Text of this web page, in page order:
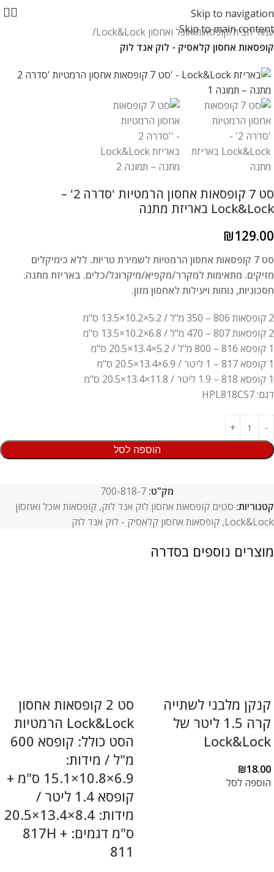
Skip to navigation
Skip to main content
עמוד הבית קופסאות אוכל ואחסון Lock&Lock
קופסאות אחסון קלאסיק - לוק אנד לוק
סט 7 קופסאות אחסון הרמטיות 'סדרה 2' –
Lock&Lock באריזת מתנה
₪129.00
סט 7 קופסאות אחסון הרמטיות לשמירת טריות. ללא כימיקלים
מזיקים. מתאימות למקרר/מקפיא/מיקרוגל/כלים. באריזת מתנה.
חסכוניות, נוחות ויעילות לאחסון מזון.
2 קופסאות 806 – 350 מ"ל / 5.2×10.2×13.5 ס"מ
2 קופסאות 807 – 470 מ"ל / 6.8×10.2×13.5 ס"מ
1 קופסא 816 – 800 מ"ל / 5.2×13.4×20.5 ס"מ
1 קופסא 817 – 1 ליטר / 6.9×13.4×20.5 ס"מ
1 קופסא 818 – 1.9 ליטר / 11.8×13.4×20.5 ס"מ
דגם: HPL818CS7
הוספה לסל
מק"ט: 700-818-7
קטגוריות: סטים קופסאות אחסון לוק אנד לוק, קופסאות אוכל ואחסון
Lock&Lock
, קופסאות אחסון קלאסיק - לוק אנד לוק
קנקן מלבני לשתייה
קרה 1.5 ליטר של
Lock&Lock
₪18.00
הוספה לסל
סט 2 קופסאות אחסון
Lock&Lock הרמטיות
הסט כולל: קופסא 600
מ"ל / מידות:
6.9×10.8×15.1 ס"מ +
קופסא 1.4 ליטר /
מידות: 8.4×13.4×20.5
ס"מ דגמים: 817H +
811